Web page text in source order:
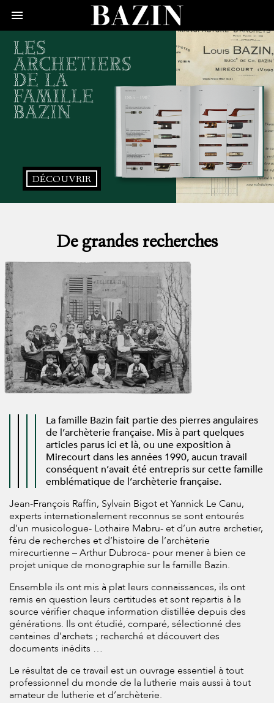

DÉCOUVRIR
De grandes recherches
La famille Bazin fait partie des pierres angulaires
de l’archèterie française. Mis à part quelques
articles parus ici et là, ou une exposition à
Mirecourt dans les années 1990, aucun travail
conséquent n’avait été entrepris sur cette famille
emblématique de l’archèterie française.
Jean-François Raffin, Sylvain Bigot et Yannick Le Canu,
experts internationalement reconnus se sont entourés
d’un musicologue- Lothaire Mabru- et d’un autre archetier,
féru de recherches et d’histoire de l’archèterie
mirecurtienne – Arthur Dubroca- pour mener à bien ce
projet unique de monographie sur la famille Bazin.
Ensemble ils ont mis à plat leurs connaissances, ils ont
remis en question leurs certitudes et sont repartis à la
source vérifier chaque information distillée depuis des
générations. Ils ont étudié, comparé, sélectionné des
centaines d’archets ; recherché et découvert des
documents inédits …
Le résultat de ce travail est un ouvrage essentiel à tout
professionnel du monde de la lutherie mais aussi à tout
amateur de lutherie et d’archèterie.